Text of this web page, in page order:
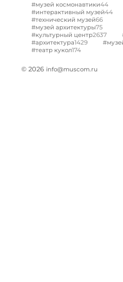
#музей космонавтики44
#интерактивный музей44
#технический музей66
#музей архитектуры75
#культурный центр2637
#архитектура1429
#театр кукол174
© 2026 info@muscom.ru